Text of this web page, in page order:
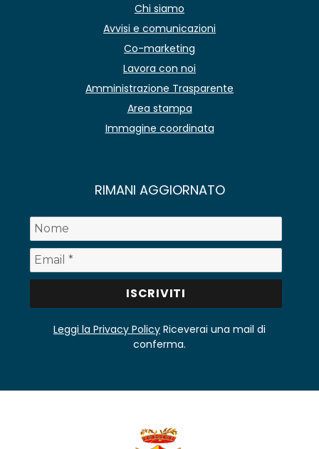
Chi siamo
Avvisi e comunicazioni
Co-marketing
Lavora con noi
Amministrazione Trasparente
Area stampa
Immagine coordinata
RIMANI AGGIORNATO
Leggi la Privacy Policy Riceverai una mail di
conferma.